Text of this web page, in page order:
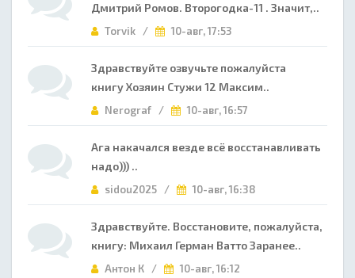
Дмитрий Ромов. Второгодка-11 . Значит,..
Torvik / 10-авг, 17:53
Здравствуйте озвучьте пожалуйста
книгу Хозяин Стужи 12 Максим..
Nerograf / 10-авг, 16:57
Ага накачался везде всё восстанавливать
надо))) ..
sidou2025 / 10-авг, 16:38
Здравствуйте. Восстановите, пожалуйста,
книгу: Михаил Герман Ватто Заранее..
Антон К / 10-авг, 16:12